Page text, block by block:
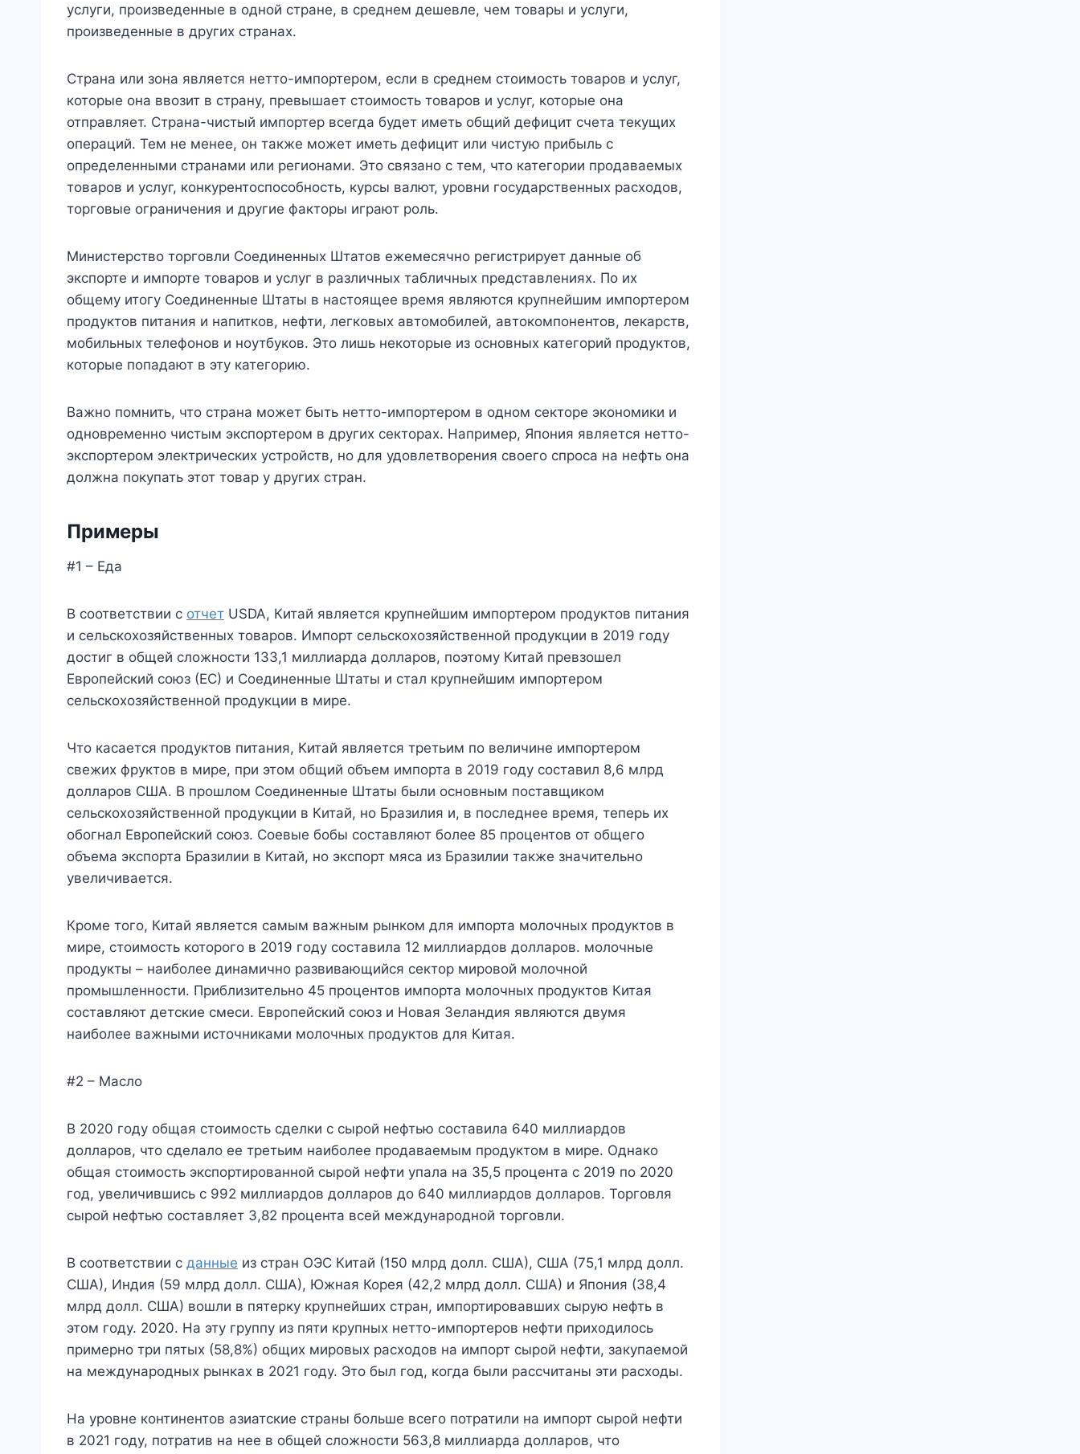
услуги, произведенные в одной стране, в среднем дешевле, чем товары и услуги,
произведенные в других странах.
Страна или зона является нетто-импортером, если в среднем стоимость товаров и услуг,
которые она ввозит в страну, превышает стоимость товаров и услуг, которые она
отправляет. Страна-чистый импортер всегда будет иметь общий дефицит счета текущих
операций. Тем не менее, он также может иметь дефицит или чистую прибыль с
определенными странами или регионами. Это связано с тем, что категории продаваемых
товаров и услуг, конкурентоспособность, курсы валют, уровни государственных расходов,
торговые ограничения и другие факторы играют роль.
Министерство торговли Соединенных Штатов ежемесячно регистрирует данные об
экспорте и импорте товаров и услуг в различных табличных представлениях. По их
общему итогу Соединенные Штаты в настоящее время являются крупнейшим импортером
продуктов питания и напитков, нефти, легковых автомобилей, автокомпонентов, лекарств,
мобильных телефонов и ноутбуков. Это лишь некоторые из основных категорий продуктов,
которые попадают в эту категорию.
Важно помнить, что страна может быть нетто-импортером в одном секторе экономики и
одновременно чистым экспортером в других секторах. Например, Япония является нетто-
экспортером электрических устройств, но для удовлетворения своего спроса на нефть она
должна покупать этот товар у других стран.
Примеры
#1 – Еда
В соответствии с отчет USDA, Китай является крупнейшим импортером продуктов питания
и сельскохозяйственных товаров. Импорт сельскохозяйственной продукции в 2019 году
достиг в общей сложности 133,1 миллиарда долларов, поэтому Китай превзошел
Европейский союз (ЕС) и Соединенные Штаты и стал крупнейшим импортером
сельскохозяйственной продукции в мире.
Что касается продуктов питания, Китай является третьим по величине импортером
свежих фруктов в мире, при этом общий объем импорта в 2019 году составил 8,6 млрд
долларов США. В прошлом Соединенные Штаты были основным поставщиком
сельскохозяйственной продукции в Китай, но Бразилия и, в последнее время, теперь их
обогнал Европейский союз. Соевые бобы составляют более 85 процентов от общего
объема экспорта Бразилии в Китай, но экспорт мяса из Бразилии также значительно
увеличивается.
Кроме того, Китай является самым важным рынком для импорта молочных продуктов в
мире, стоимость которого в 2019 году составила 12 миллиардов долларов. молочные
продукты – наиболее динамично развивающийся сектор мировой молочной
промышленности. Приблизительно 45 процентов импорта молочных продуктов Китая
составляют детские смеси. Европейский союз и Новая Зеландия являются двумя
наиболее важными источниками молочных продуктов для Китая.
#2 – Масло
В 2020 году общая стоимость сделки с сырой нефтью составила 640 миллиардов
долларов, что сделало ее третьим наиболее продаваемым продуктом в мире. Однако
общая стоимость экспортированной сырой нефти упала на 35,5 процента с 2019 по 2020
год, увеличившись с 992 миллиардов долларов до 640 миллиардов долларов. Торговля
сырой нефтью составляет 3,82 процента всей международной торговли.
В соответствии с данные из стран ОЭС Китай (150 млрд долл. США), США (75,1 млрд долл.
США), Индия (59 млрд долл. США), Южная Корея (42,2 млрд долл. США) и Япония (38,4
млрд долл. США) вошли в пятерку крупнейших стран, импортировавших сырую нефть в
этом году. 2020. На эту группу из пяти крупных нетто-импортеров нефти приходилось
примерно три пятых (58,8%) общих мировых расходов на импорт сырой нефти, закупаемой
на международных рынках в 2021 году. Это был год, когда были рассчитаны эти расходы.
На уровне континентов азиатские страны больше всего потратили на импорт сырой нефти
в 2021 году, потратив на нее в общей сложности 563,8 миллиарда долларов, что